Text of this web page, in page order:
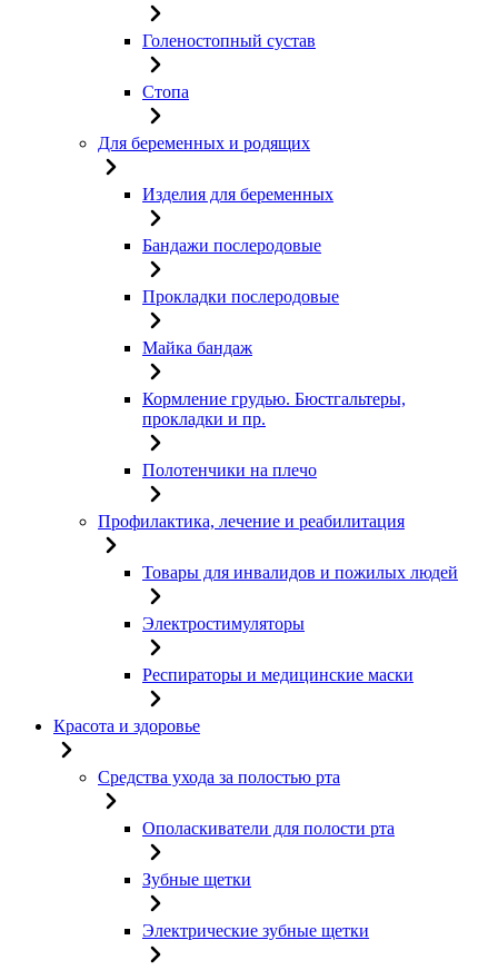
Голеностопный сустав
Стопа
Для беременных и родящих
Изделия для беременных
Бандажи послеродовые
Прокладки послеродовые
Майка бандаж
Кормление грудью. Бюстгальтеры,
прокладки и пр.
Полотенчики на плечо
Профилактика, лечение и реабилитация
Товары для инвалидов и пожилых людей
Электростимуляторы
Респираторы и медицинские маски
Красота и здоровье
Средства ухода за полостью рта
Ополаскиватели для полости рта
Зубные щетки
Электрические зубные щетки